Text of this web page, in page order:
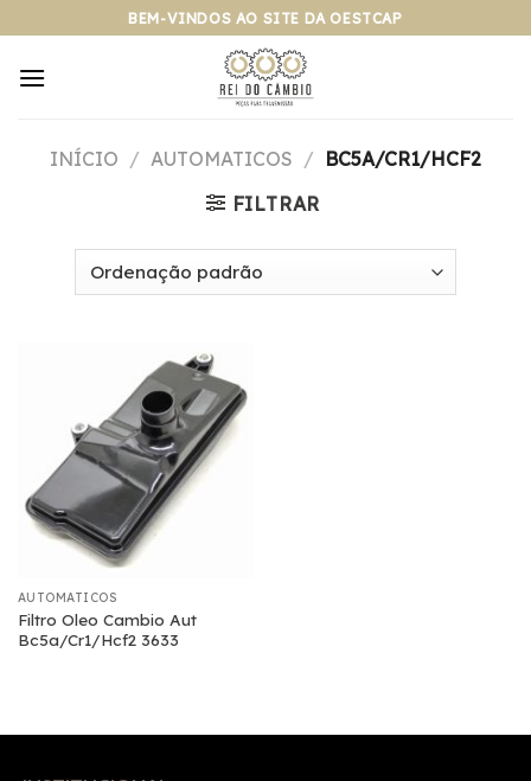
para
BEM-VINDOS AO SITE DA OESTCAP
INÍCIO / AUTOMATICOS / BC5A/CR1/HCF2
FILTRAR
AUTOMATICOS
Filtro Oleo Cambio Aut
Bc5a/Cr1/Hcf2 3633